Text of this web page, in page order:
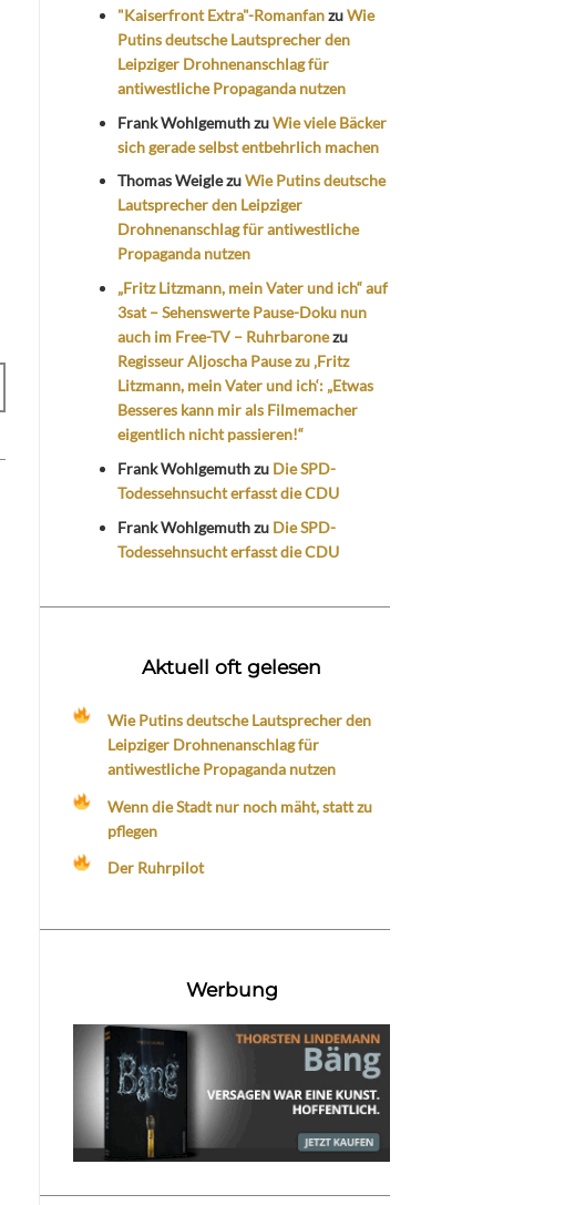
"Kaiserfront Extra"-RomanfanzuWie
Putins deutsche Lautsprecher den
Leipziger Drohnenanschlag für
antiwestliche Propaganda nutzen
Frank WohlgemuthzuWie viele Bäcker
sich gerade selbst entbehrlich machen
Thomas WeiglezuWie Putins deutsche
Lautsprecher den Leipziger
Drohnenanschlag für antiwestliche
Propaganda nutzen
„Fritz Litzmann, mein Vater und ich“ auf
3sat – Sehenswerte Pause-Doku nun
auch im Free-TV – Ruhrbaronezu
Regisseur Aljoscha Pause zu ‚Fritz
Litzmann, mein Vater und ich‘: „Etwas
Besseres kann mir als Filmemacher
eigentlich nicht passieren!“
Frank Wohlgemuthzu Die SPD-
Todessehnsucht erfasst die CDU
Frank Wohlgemuthzu Die SPD-
Todessehnsucht erfasst die CDU
Aktuell oft gelesen
Wie Putins deutsche Lautsprecher den
Leipziger Drohnenanschlag für
antiwestliche Propaganda nutzen
Wenn die Stadt nur noch mäht, statt zu
pflegen
Der Ruhrpilot
Werbung